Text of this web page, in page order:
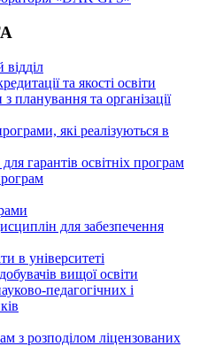
та якості освіти
планування та організації
які реалізуються в
гарантів освітніх програм
для забезпечення
в університеті
вищої освіти
педагогічних і
з розподілoм ліцензoваних